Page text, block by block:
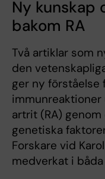
Ny kunskap
bakom RA
Två artiklar som
den
ger ny förståelse
artrit (RA)
genetiska
Forskare vid
medverkat i